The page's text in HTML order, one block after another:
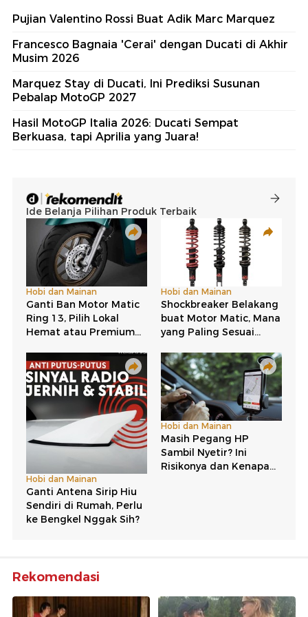
Pujian Valentino Rossi Buat Adik Marc Marquez
Francesco Bagnaia 'Cerai' dengan Ducati di Akhir
Musim 2026
Marquez Stay di Ducati, Ini Prediksi Susunan
Pebalap MotoGP 2027
Hasil MotoGP Italia 2026: Ducati Sempat
Berkuasa, tapi Aprilia yang Juara!
Rekomendasi